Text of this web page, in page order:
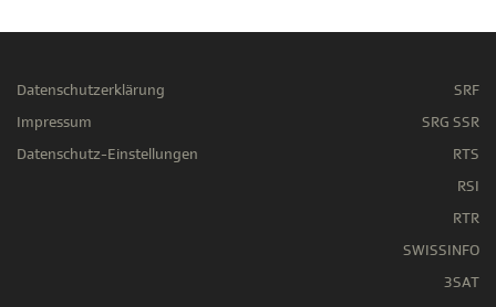
Datenschutzerklärung
Impressum
Datenschutz-Einstellungen
SRF
SRG SSR
RTS
RSI
RTR
SWISSINFO
3SAT